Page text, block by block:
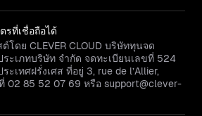
รที่เชื่อถือได้
โดย CLEVER CLOUD บริษัททุนจด
ะเภทบริษัท จำกัด จดทะเบียนเลขที่ 524
ะเทศฝรั่งเศส ที่อยู่ 3, rue de l’Allier,
02 85 52 07 69 หรือ support@clever-